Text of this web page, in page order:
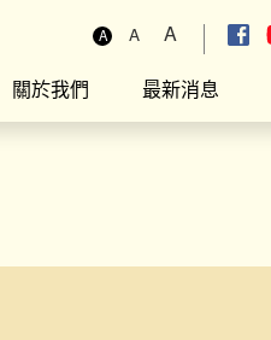
A A A
關於我們 最新消息